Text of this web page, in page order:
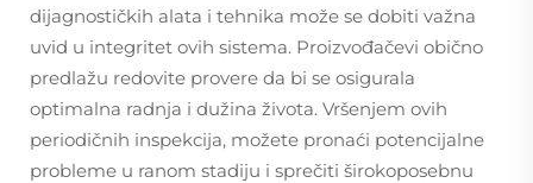
dijagnostičkih alata i tehnika može se dobiti važna
uvid u integritet ovih sistema. Proizvođačevi obično
predlažu redovite provere da bi se osigurala
optimalna radnja i dužina života. Vršenjem ovih
periodičnih inspekcija, možete pronaći potencijalne
probleme u ranom stadiju i sprečiti širokoposebnu